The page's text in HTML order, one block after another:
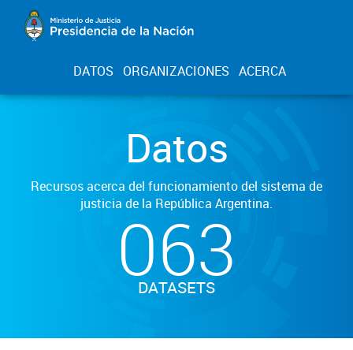
DATOS ORGANIZACIONES ACERCA
Datos
Recursos acerca del funcionamiento del sistema de
justicia de la República Argentina.
063
DATASETS